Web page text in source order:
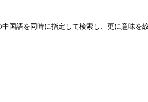
国語を同時に指定して検索し、更に意味を